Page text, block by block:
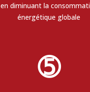
en diminuant la
énergétique globale
➄